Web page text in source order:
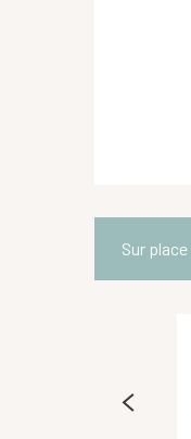
Sur place